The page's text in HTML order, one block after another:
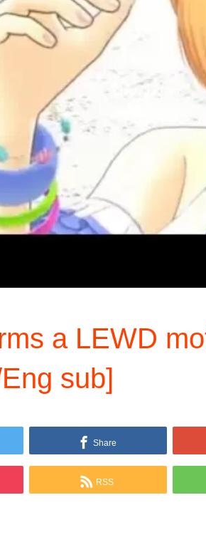
a LEWD
sub]
Share
RSS